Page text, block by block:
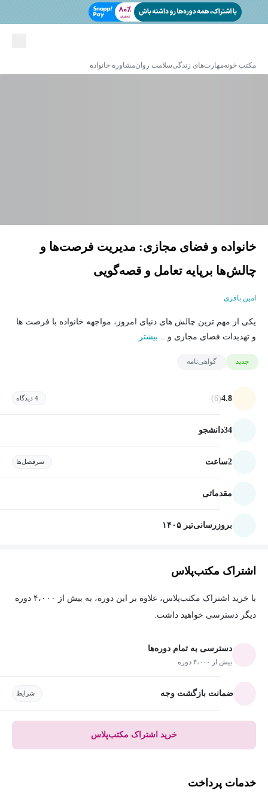
مکتب خونهمهارت‌های زندگیسلامت روانمشاوره خانواده
خانواده و فضای مجازی: مدیریت فرصت‌ها و
چالش‌ها برپایه تعامل و قصه‌گویی
امین باقری
یکی از مهم ترین چالش های دنیای امروز، مواجهه خانواده با فرصت ها
و تهدیدات فضای مجازی و... بیشتر
جدید گواهی‌نامه
4.8
(6) 4 دیدگاه
34دانشجو
2ساعت سرفصل‌ها
مقدماتی
بروزرسانیتیر ۱۴۰۵
اشتراک مکتب‌پلاس
با خرید اشتراک مکتب‌پلاس، علاوه بر این دوره، به بیش از ۴،۰۰۰ دوره
دیگر دسترسی خواهید داشت.
دسترسی به تمام دوره‌ها
بیش از ۴،۰۰۰ دوره
ضمانت بازگشت وجه شرایط
خرید اشتراک مکتب‌پلاس
خدمات پرداخت